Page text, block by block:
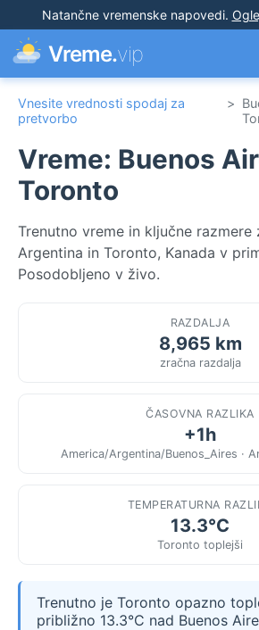
Natančne vremenske napovedi.
Vreme.vip
Vnesite vrednosti spodaj za
pretvorbo
>
Vreme: Buenos
Toronto
Trenutno vreme in ključne razmere
Argentina in Toronto, Kanada v
Posodobljeno v živo.
RAZDALJA
8,965 km
zračna razdalja
ČASOVNA RAZLIKA
+1h
America/Argentina/Buenos_Aires ·
TEMPERATURNA
13.3°C
Toronto toplejši
Trenutno je Toronto opazno
približno 13.3°C nad Buenos